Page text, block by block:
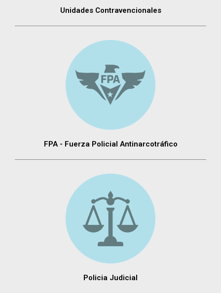
Unidades Contravencionales
FPA - Fuerza Policial Antinarcotráfico
Policia Judicial